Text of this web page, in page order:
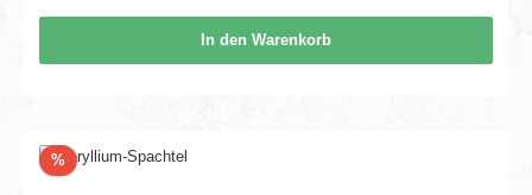
In den Warenkorb
%Rabatt